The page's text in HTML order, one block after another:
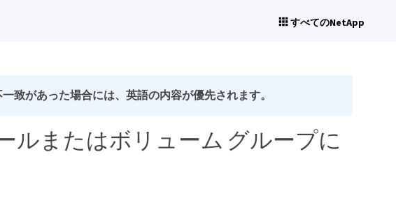
すべてのNetApp
致があった場合には、英語の内容が優先されます。
ルまたはボリューム グループに